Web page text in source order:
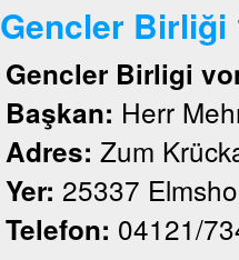
Gencler Birliği
Gencler Birligi
Başkan: Herr
Adres: Zum
Yer: 25337
Telefon: 04121/